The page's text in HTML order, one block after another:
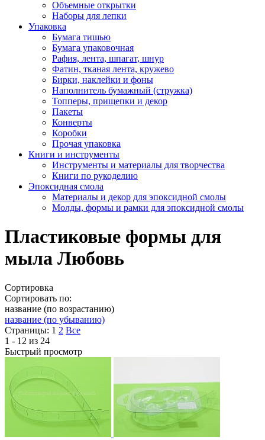
Объемные открытки
Наборы для лепки
Упаковка
Бумага тишью
Бумага упаковочная
Рафия, лента, шпагат, шнур
Фатин, тканая лента, кружево
Бирки, наклейки и фоны
Наполнитель бумажный (стружка)
Топперы, прищепки и декор
Пакеты
Конверты
Коробки
Прочая упаковка
Книги и инструменты
Инструменты и материалы для творчества
Книги по рукоделию
Эпоксидная смола
Материалы и декор для эпоксидной смолы
Молды, формы и рамки для эпоксидной смолы
Пластиковые формы для
мыла Любовь
Сортировка
Сортировать по:
название (по возрастанию)
название (по убыванию)
Страницы: 1 2 Все
1 - 12 из 24
Быстрый просмотр